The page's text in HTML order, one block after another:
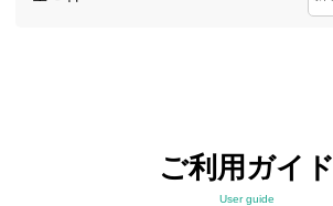
ご利用ガイド
User guide